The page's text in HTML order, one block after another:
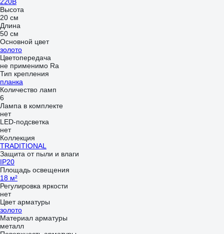
Высота
20 см
Длина
50 см
Основной цвет
золото
Цветопередача
не применимо Ra
Тип крепления
планка
Количество ламп
6
Лампа в комплекте
нет
LED-подсветка
нет
Коллекция
TRADITIONAL
Защита от пыли и влаги
IP20
Площадь освещения
18 м²
Регулировка яркости
нет
Цвет арматуры
золото
Материал арматуры
металл